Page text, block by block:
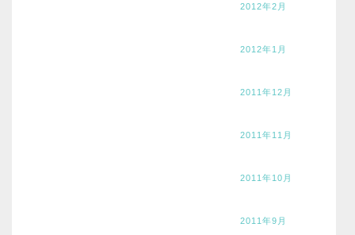
2012年2月
2012年1月
2011年12月
2011年11月
2011年10月
2011年9月